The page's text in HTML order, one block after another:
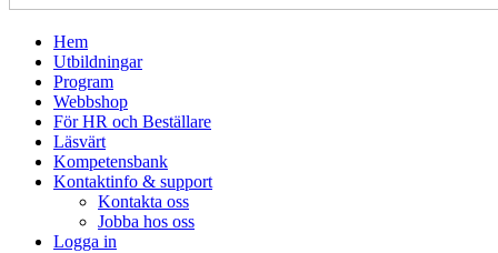
Hem
Utbildningar
Program
Webbshop
För HR och Beställare
Läsvärt
Kompetensbank
Kontaktinfo & support
Kontakta oss
Jobba hos oss
Logga in